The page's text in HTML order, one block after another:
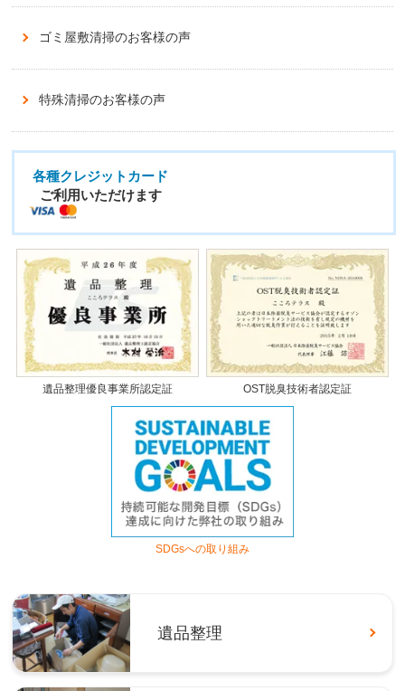
ゴミ屋敷清掃のお客様の声
特殊清掃のお客様の声
各種クレジットカード
ご利用いただけます
遺品整理優良事業所認定証 OST脱臭技術者認定証
SDGsへの取り組み
遺品整理